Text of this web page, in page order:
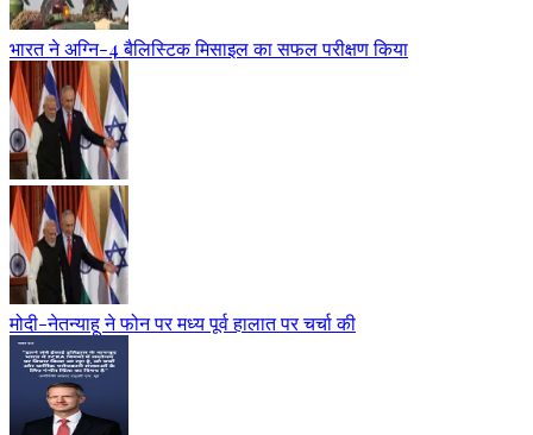
भारत ने अग्नि-4 बैलिस्टिक मिसाइल का सफल परीक्षण किया
मोदी-नेतन्याहू ने फोन पर मध्य पूर्व हालात पर चर्चा की